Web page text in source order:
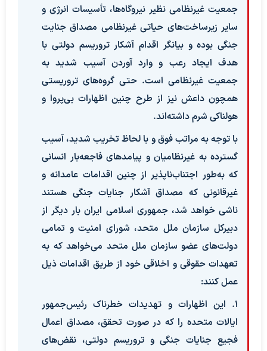
جمعیت غیرنظامی نظیر نیروگاه‌ها، تأسیسات انرژی و
سایر زیرساخت‌های حیاتی غیرنظامی مصداق جنایت
جنگی بوده و بیانگر اقدام آشکار تروریسم دولتی با
هدف ایجاد رعب و وارد آوردن آسیب شدید به
جمعیت غیرنظامی است. حتی گروه‌های تروریستی
همچون داعش نیز از طرح چنین اظهارات بی‌پروا و
هولناکی شرم داشته‌اند.
با توجه به مراتب فوق و با لحاظ تخریب شدید، آسیب
گسترده به غیرنظامیان و پیامدهای فاجعه‌بار انسانی
که به‌طور اجتناب‌ناپذیر از چنین اقدامات عامدانه و
غیرقانونی که مصداق آشکار جنایات جنگی هستند
ناشی خواهد شد، جمهوری اسلامی ایران بار دیگر از
دبیرکل سازمان ملل متحد، شورای امنیت و تمامی
دولت‌های عضو سازمان ملل متحد می‌خواهد که به
تعهدات حقوقی و اخلاقی خود از طریق اقدامات ذیل
عمل کنند:
۱. این اظهارات و تهدیدات خطرناک رئیس‌جمهور
ایالات متحده را که در صورت تحقق، مصداق اعمال
فجیع جنایات جنگی و تروریسم دولتی، نقض‌های